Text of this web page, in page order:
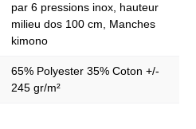
par 6 pressions inox, hauteur
milieu dos 100 cm, Manches
kimono
65% Polyester 35% Coton +/-
245 gr/m²